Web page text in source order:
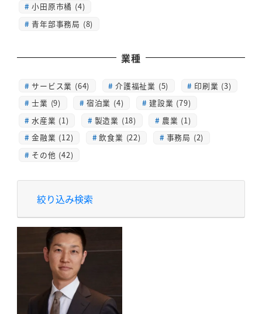
小田原市橘 (4)
青年部事務局 (8)
業種
サービス業 (64) 介護福祉業 (5)
印刷業 (3)
士業 (9)
宿泊業 (4)
建設業 (79)
水産業 (1)
製造業 (18)
農業 (1)
金融業 (12)
飲食業 (22)
事務局 (2)
その他 (42)
絞り込み検索